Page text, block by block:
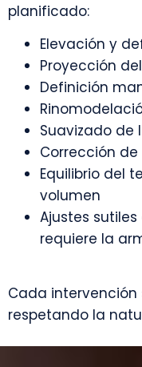
planificado:
Elevación y
Proyección
Definición
Suavizado de
Corrección
Equilibrio del
volumen
Ajustes
requiere la
Cada intervención
respetando la